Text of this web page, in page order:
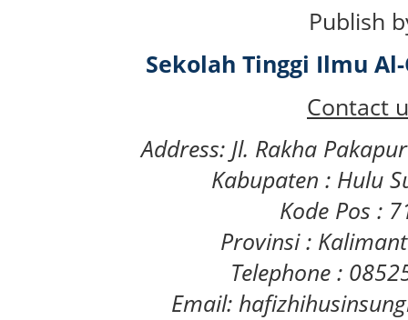
Publish
Sekolah Tinggi Ilmu
Contact
Address: Jl. Rakha
Kabupaten : Hulu
Kode Pos :
Provinsi :
Telephone :
Email: